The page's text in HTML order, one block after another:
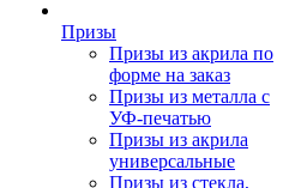
Призы
Призы из акрила по
форме на заказ
Призы из металла с
УФ-печатью
Призы из акрила
универсальные
Призы из стекла,